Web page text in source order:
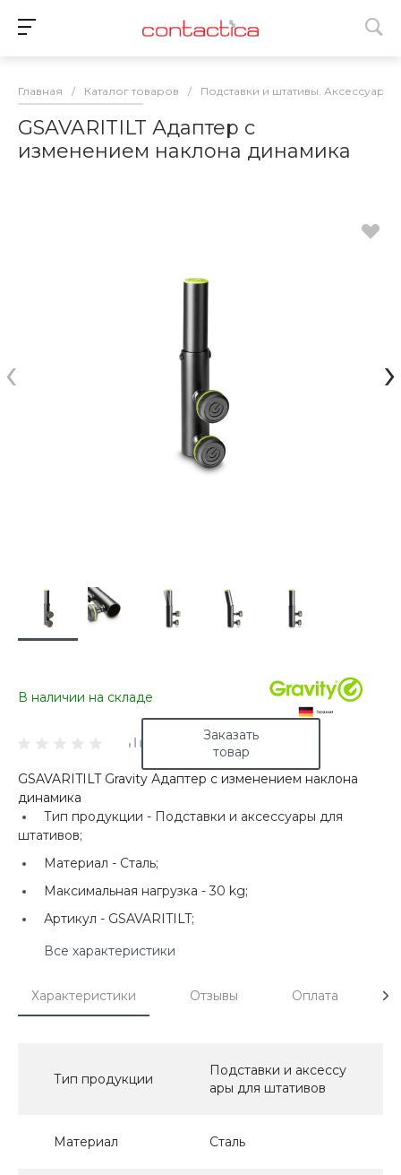
Главная / Каталог товаров / Подставки и штативы. Аксессуары
GSAVARITILT Адаптер с
изменением наклона динамика
‹ ›
В наличии на складе
Заказать
товар
GSAVARITILT Gravity Адаптер с изменением наклона
динамика
Тип продукции - Подставки и аксессуары для
штативов;
Материал - Сталь;
Максимальная нагрузка - 30 kg;
Артикул - GSAVARITILT;
Все характеристики
Характеристики Отзывы Оплата
Тип продукции
Подставки и аксессу
ары для штативов
Материал Сталь